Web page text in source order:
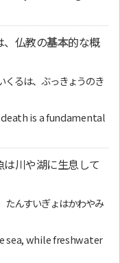
、仏教の基本的な概
くるは、ぶっきょうのき
is a fundamental
川や湖に生息して
たんすいぎょはかわやみ
sea, while freshwater